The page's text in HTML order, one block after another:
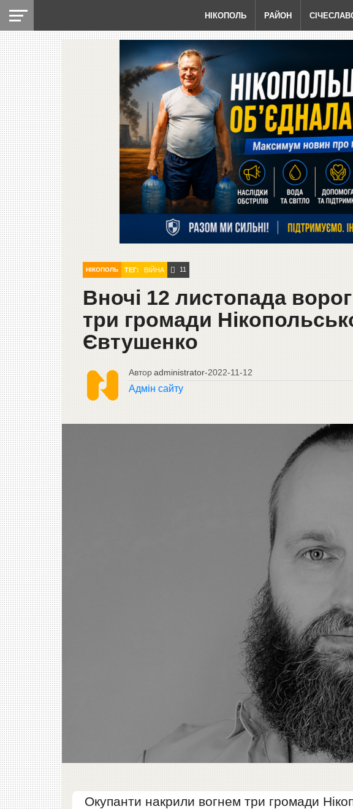
НІКОПОЛЬ РАЙОН
НІКОПОЛЬ ТЕГ: ВІЙНА 11
Вночі 12 листопада
три громади
Євтушенко
Автор administrator-2022-11-12
Адмін сайту
Окупанти накрили вогнем три громади